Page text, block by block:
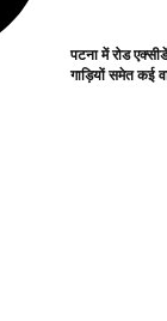
पटना में रोड
गाड़ियों समेत कई